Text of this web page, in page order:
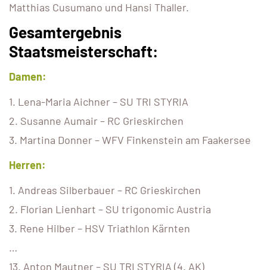
Matthias Cusumano und Hansi Thaller.
Gesamtergebnis
Staatsmeisterschaft:
Damen:
1. Lena-Maria Aichner – SU TRI STYRIA
2. Susanne Aumair – RC Grieskirchen
3. Martina Donner – WFV Finkenstein am Faakersee
Herren:
1. Andreas Silberbauer – RC Grieskirchen
2. Florian Lienhart – SU trigonomic Austria
3. Rene Hilber – HSV Triathlon Kärnten
…
13. Anton Mautner – SU TRI STYRIA (4. AK)